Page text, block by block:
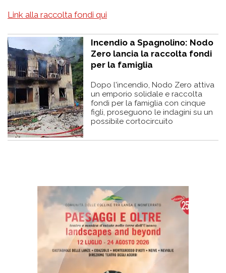
Link alla raccolta fondi qui
Incendio a Spagnolino: Nodo
Zero lancia la raccolta fondi
per la famiglia
Dopo l'incendio, Nodo Zero attiva
un emporio solidale e raccolta
fondi per la famiglia con cinque
figli, proseguono le indagini su un
possibile cortocircuito